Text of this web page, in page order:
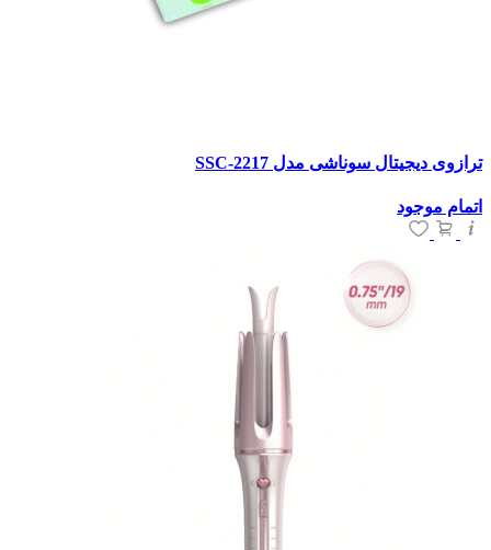
ترازوی دیجیتال سوناشی مدل SSC-2217
اتمام موجود